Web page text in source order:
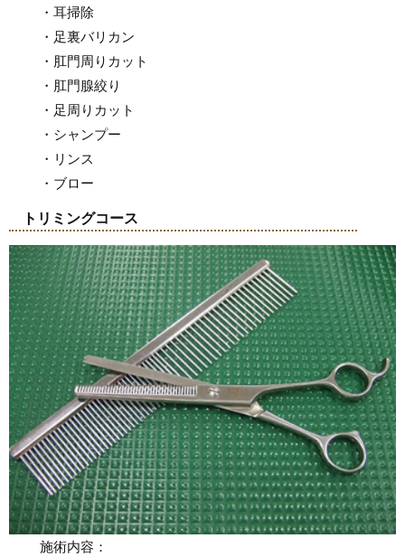
・耳掃除
・足裏バリカン
・肛門周りカット
・肛門腺絞り
・足周りカット
・シャンプー
・リンス
・ブロー
トリミングコース
施術内容：